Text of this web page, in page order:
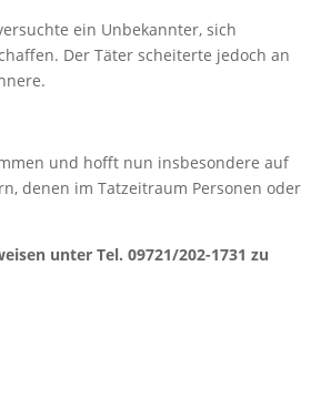
ein Unbekannter, sich
Der Täter scheiterte jedoch an
und hofft nun insbesondere auf
denen im Tatzeitraum Personen oder
unter Tel. 09721/202-1731 zu